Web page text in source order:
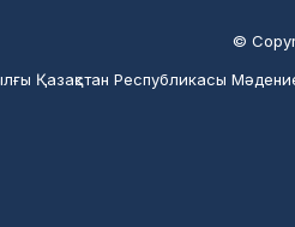
©
Қазақстан Республикасы